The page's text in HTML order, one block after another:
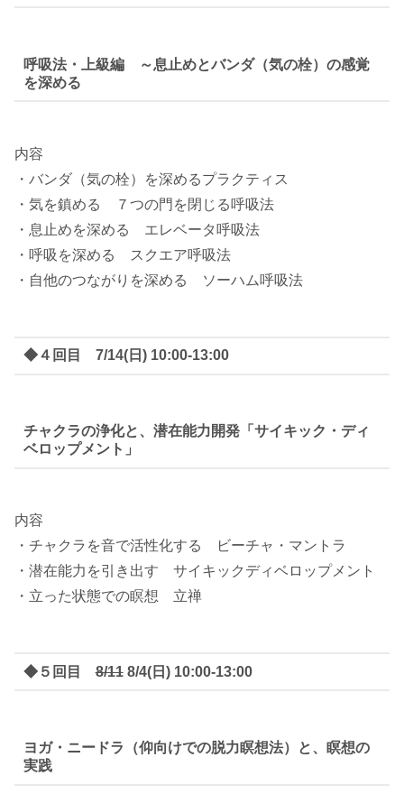
呼吸法・上級編 ～息止めとバンダ（気の栓）の感覚
を深める
内容
・バンダ（気の栓）を深めるプラクティス
・気を鎮める ７つの門を閉じる呼吸法
・息止めを深める エレベータ呼吸法
・呼吸を深める スクエア呼吸法
・自他のつながりを深める ソーハム呼吸法
◆４回目 7/14(日) 10:00-13:00
チャクラの浄化と、潜在能力開発「サイキック・ディ
ベロップメント」
内容
・チャクラを音で活性化する ビーチャ・マントラ
・潜在能力を引き出す サイキックディベロップメント
・立った状態での瞑想 立禅
◆５回目8/118/4(日) 10:00-13:00
ヨガ・ニードラ（仰向けでの脱力瞑想法）と、瞑想の
実践